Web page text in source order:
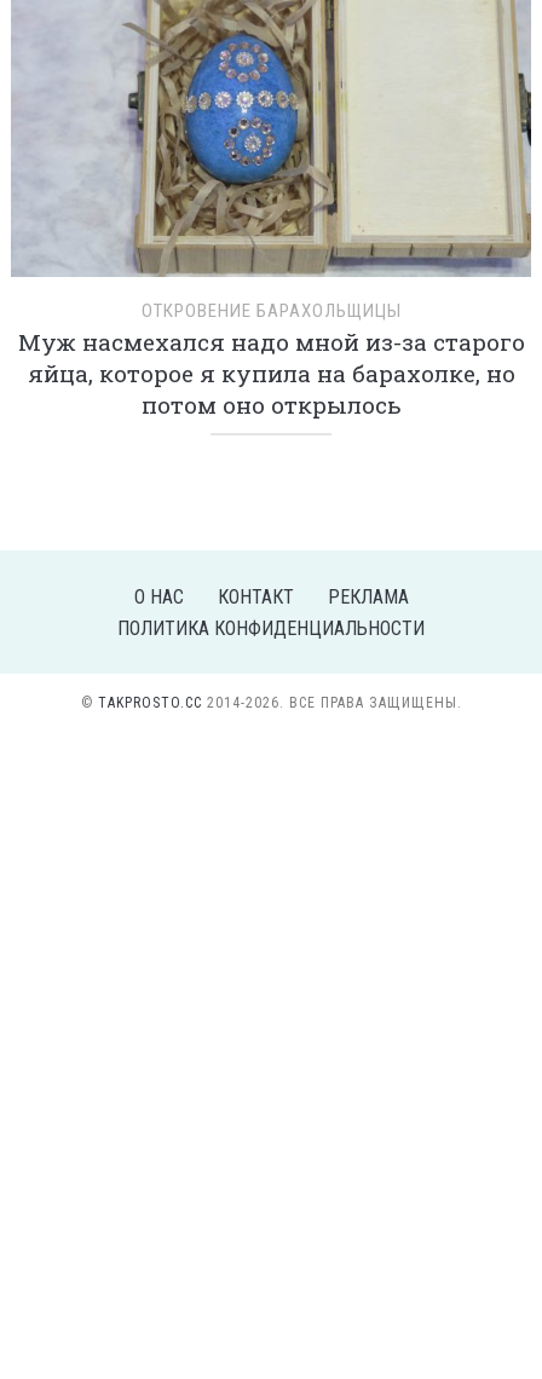
ОТКРОВЕНИЕ БАРАХОЛЬЩИЦЫ
Муж насмехался надо мной из-за старого
яйца, которое я купила на барахолке, но
потом оно открылось
О НАС КОНТАКТ
РЕКЛАМА
ПОЛИТИКА КОНФИДЕНЦИАЛЬНОСТИ
© TAKPROSTO.CC 2014-2026. ВСЕ ПРАВА ЗАЩИЩЕНЫ.